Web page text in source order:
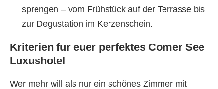
sprengen – vom Frühstück auf der Terrasse bis
zur Degustation im Kerzenschein.
Kriterien für euer perfektes Comer See
Luxushotel
Wer mehr will als nur ein schönes Zimmer mit